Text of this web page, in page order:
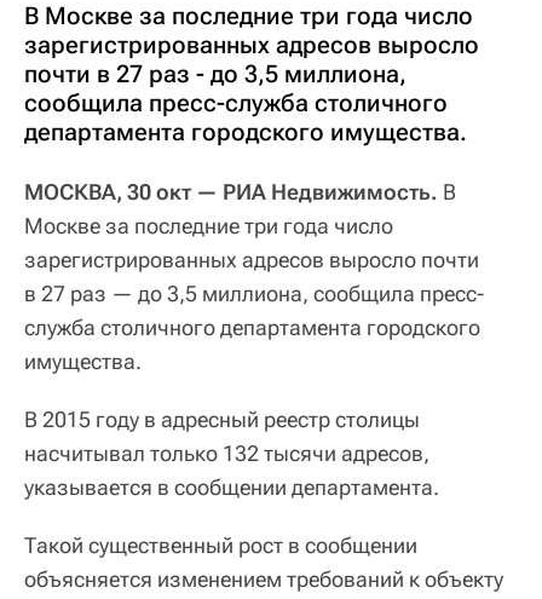
В Москве за последние три года число
зарегистрированных адресов выросло
почти в 27 раз - до 3,5 миллиона,
сообщила пресс-служба столичного
департамента городского имущества.
МОСКВА, 30 окт — РИА Недвижимость. В
Москве за последние три года число
зарегистрированных адресов выросло почти
в 27 раз — до 3,5 миллиона, сообщила пресс-
служба столичного департамента городского
имущества.
В 2015 году в адресный реестр столицы
насчитывал только 132 тысячи адресов,
указывается в сообщении департамента.
Такой существенный рост в сообщении
объясняется изменением требований к объекту